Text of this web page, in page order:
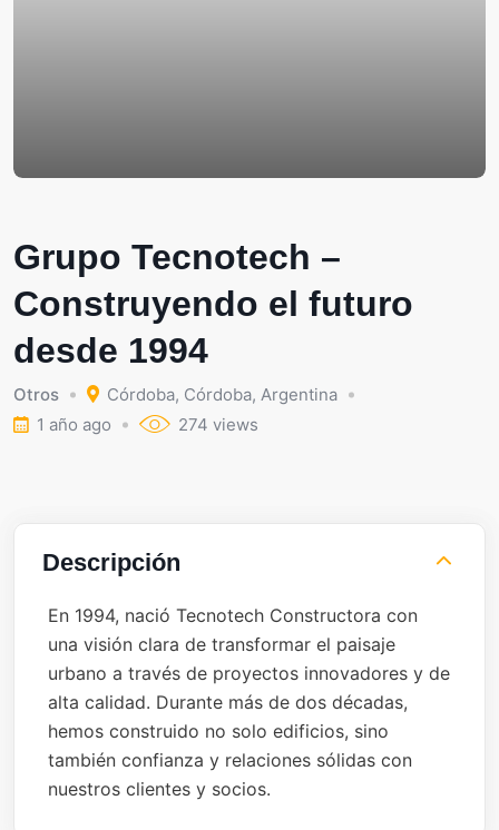
Grupo Tecnotech –
Construyendo el futuro
desde 1994
Otros Córdoba, Córdoba, Argentina
1 año ago
274 views
Descripción
En 1994, nació Tecnotech Constructora con
una visión clara de transformar el paisaje
urbano a través de proyectos innovadores y de
alta calidad. Durante más de dos décadas,
hemos construido no solo edificios, sino
también confianza y relaciones sólidas con
nuestros clientes y socios.